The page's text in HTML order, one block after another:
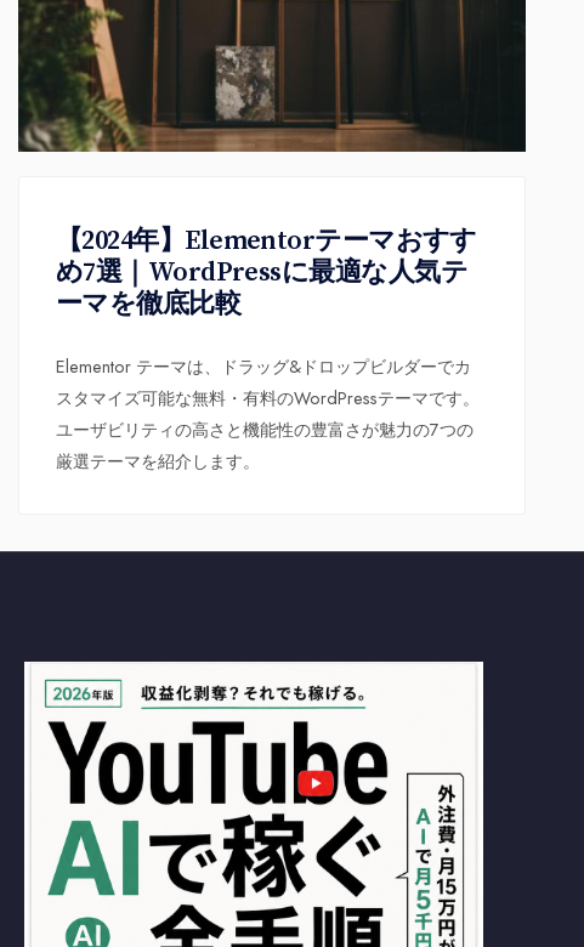
【2024年】Elementorテーマおすす
め7選｜WordPressに最適な人気テ
ーマを徹底比較
Elementor テーマは、ドラッグ&ドロップビルダーでカ
スタマイズ可能な無料・有料のWordPressテーマです。
ユーザビリティの高さと機能性の豊富さが魅力の7つの
厳選テーマを紹介します。